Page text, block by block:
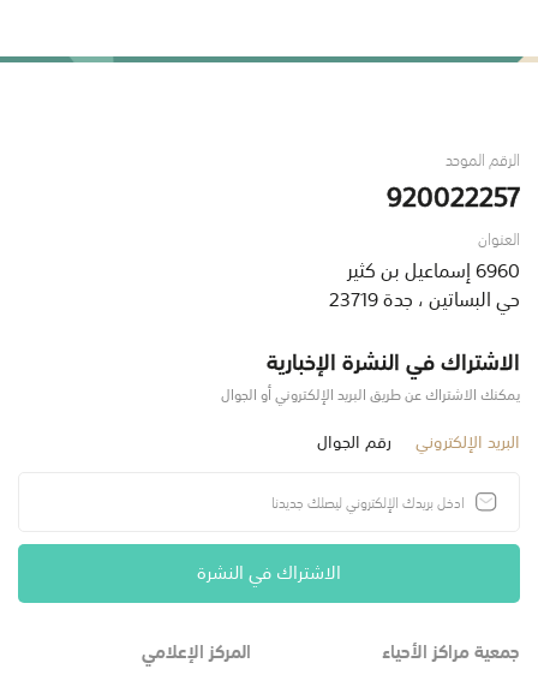
الرقم الموحد
920022257
العنوان
6960 إسماعيل بن كثير
حي البساتين ، جدة 23719
الاشتراك في النشرة الإخبارية
يمكنك الاشتراك عن طريق البريد الإلكتروني أو الجوال
البريد الإلكتروني رقم الجوال
الاشتراك في النشرة
جمعية مراكز الأحياء المركز الإعلامي